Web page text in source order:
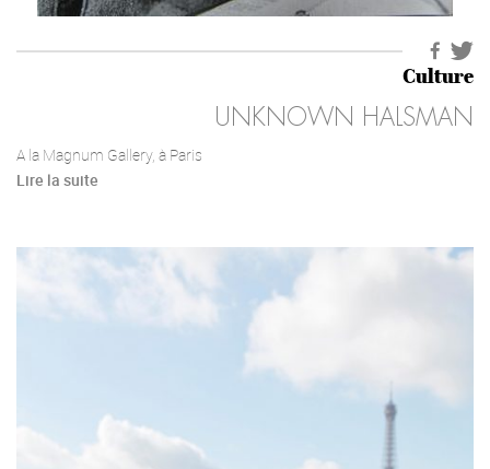
Culture
UNKNOWN HALSMAN
A la Magnum Gallery, à Paris
Lire la suite